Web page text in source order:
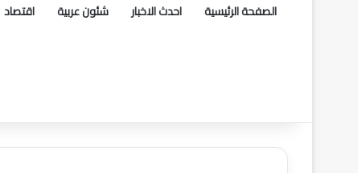
الصفحة الرئيسية احدث الاخبار شئون عربية اقتصاد